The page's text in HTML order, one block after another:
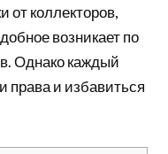
от коллекторов,
возникает по
Однако каждый
права и избавиться